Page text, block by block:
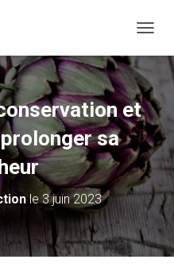
et
sa
le3 juin 2023